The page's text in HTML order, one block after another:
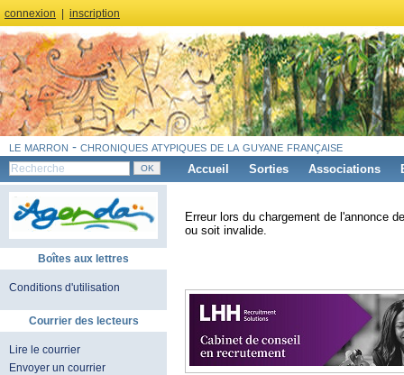
connexion inscription
le marron - chroniques atypiques de la guyane française
Accueil Sorties Associations
Boîtes aux lettres
Conditions d'utilisation
Courrier des lecteurs
Lire le courrier
Envoyer un courrier
Erreur lors du chargement de l'annonce
ou soit invalide.